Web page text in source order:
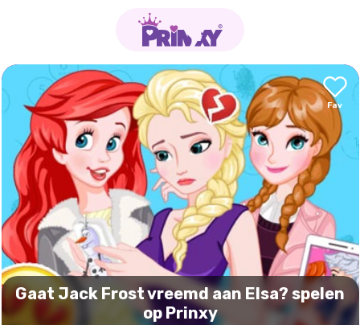
Gaat Jack Frost vreemd aan Elsa? spelen
op Prinxy